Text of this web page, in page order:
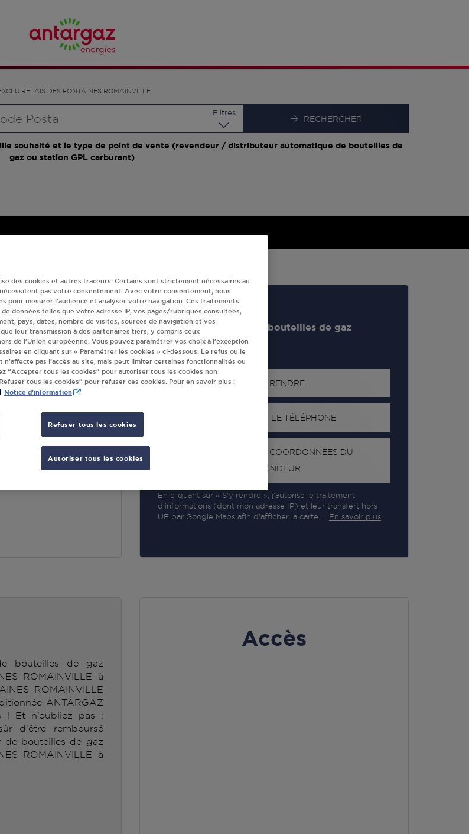
RELAIS DES FONTAINES ROMAINVILLE
Filtres
RECHERCHER
souhaité et le type de point de vente (revendeur / distributeur automatique de bouteilles de
gaz ou station GPL carburant)
DES
Revendeur de bouteilles de gaz
S'Y RENDRE
AFFICHER LE TÉLÉPHONE
RECEVOIR LES COORDONNÉES DU
REVENDEUR
En cliquant sur « S’y rendre », j’autorise le traitement
d’informations (dont mon adresse IP) et leur transfert hors
UE par Google Maps afin d’afficher la carte.
En savoir plus
Accès
bouteilles de gaz
ROMAINVILLE à
ROMAINVILLE
ANTARGAZ
! Et n’oubliez pas :
d’être remboursé
de bouteilles de gaz
ROMAINVILLE à
des cookies et autres traceurs. Certains sont strictement nécessaires au
pas votre consentement. Avec votre consentement, nous
pour mesurer l’audience et analyser votre navigation. Ces traitements
données telles que votre adresse IP, vos pages/rubriques consultées,
pays, dates, nombre de visites, sources de navigation et vos
leur transmission à des partenaires tiers, y compris ceux
de l’Union européenne. Vous pouvez paramétrer vos choix à l’exception
en cliquant sur « Paramétrer les cookies » ci-dessous. Le refus ou le
pas l’accès au site, mais peut limiter certaines fonctionnalités ou
“Accepter tous les cookies” pour autoriser tous les cookies non
tous les cookies” pour refuser ces cookies. Pour en savoir plus :
Notice d'information
Refuser tous les cookies
Autoriser tous les cookies